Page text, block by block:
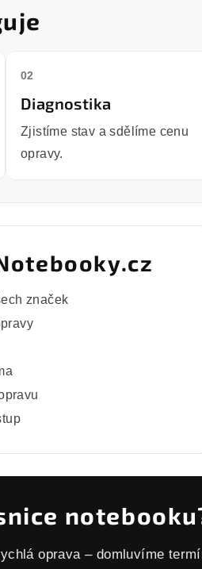
02
Diagnostika
Zjistíme stav a sdělíme cenu
opravy.
značek
oprava – domluvíme